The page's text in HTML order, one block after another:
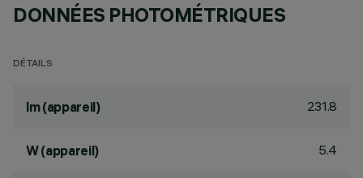
DONNÉES PHOTOMÉTRIQUES
DÉTAILS
lm (appareil) 231.8
W (appareil) 5.4